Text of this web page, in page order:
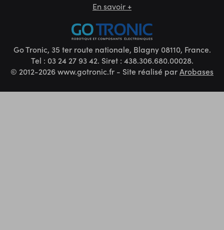
En savoir +
Go Tronic, 35 ter route nationale, Blagny 08110, France.
Tel : 03 24 27 93 42. Siret : 438.306.680.00028.
© 2012-2026 www.gotronic.fr - Site réalisé parArobases